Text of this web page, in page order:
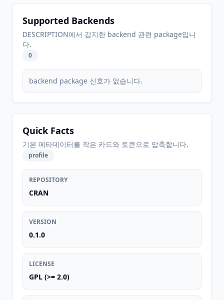
Supported Backends
DESCRIPTION에서 감지한 backend 관련 package입니
다.
0
backend package 신호가 없습니다.
Quick Facts
기본 메타데이터를 작은 카드와 토큰으로 압축합니다.
profile
REPOSITORY
CRAN
VERSION
0.1.0
LICENSE
GPL (>= 2.0)